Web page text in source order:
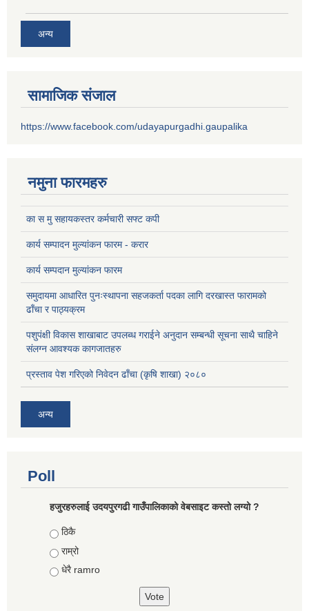
अन्य
सामाजिक संजाल
https://www.facebook.com/udayapurgadhi.gaupalika
नमुना फारमहरु
का स मु सहायकस्तर कर्मचारी सफ्ट कपी
कार्य सम्पादन मुल्यांकन फारम - करार
कार्य सम्पदान मुल्यांकन फारम
समुदायमा आधारित पुनःस्थापना सहजकर्ता पदका लागि दरखास्त फारामको
ढाँचा र पाठ्यक्रम
पशुपंक्षी विकास शाखाबाट उपलब्ध गराईने अनुदान सम्बन्धी सूचना साथै चाहिने
संलग्न आवश्यक कागजातहरु
प्रस्ताव पेश गरिएको निवेदन ढाँचा (कृषि शाखा) २०८०
अन्य
Poll
हजुरहरुलाई उदयपुरगढी गाउँपालिकाको वेबसाइट कस्तो लग्यो ?
Choices
ठिकै
राम्रो
धेरै ramro